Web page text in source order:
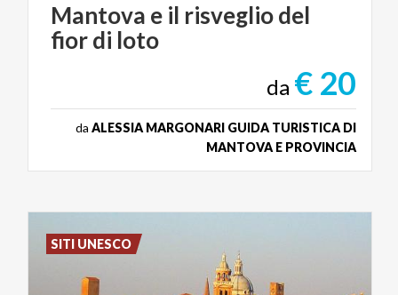
Mantova e il risvegliodel
fiordi loto
da € 20
da ALESSIA MARGONARI GUIDA TURISTICA DI
MANTOVA E PROVINCIA
SITI UNESCO